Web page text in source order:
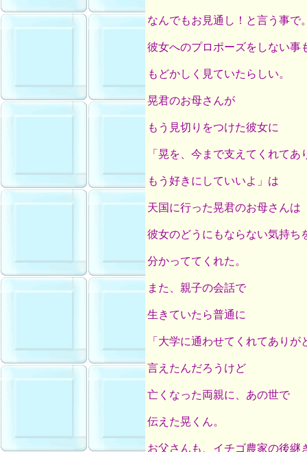
なんでもお見通し！と言う事で
彼女へのプロポーズをしない事
もどかしく見ていたらしい。
晃君のお母さんが
もう見切りをつけた彼女に
「晃を、今まで支えてくれてあ
もう好きにしていいよ」は
天国に行った晃君のお母さんは
彼女のどうにもならない気持ち
分かっててくれた。
また、親子の会話で
生きていたら普通に
「大学に通わせてくれてありが
言えたんだろうけど
亡くなった両親に、あの世で
伝えた晃くん。
お父さんも、イチゴ農家の後継